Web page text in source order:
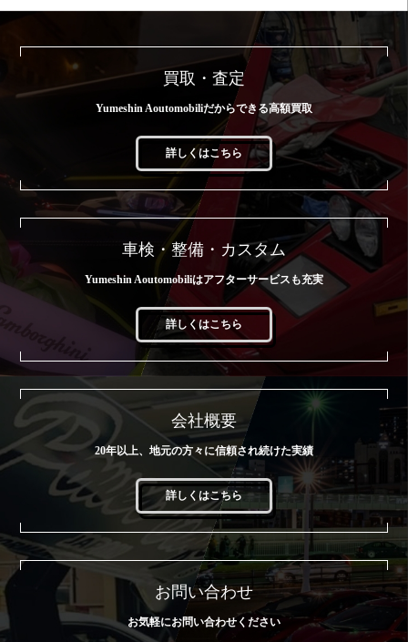
買取・査定
Yumeshin Aoutomobiliだからできる高額買取
詳しくはこちら
車検・整備・カスタム
Yumeshin Aoutomobiliはアフターサービスも充実
詳しくはこちら
会社概要
20年以上、地元の方々に信頼され続けた実績
詳しくはこちら
お問い合わせ
お気軽にお問い合わせください